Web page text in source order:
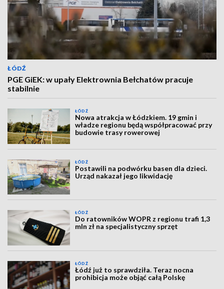
ŁÓDŹ
PGE GiEK: w upały Elektrownia Bełchatów pracuje
stabilnie
ŁÓDŹ
Nowa atrakcja w Łódzkiem. 19 gmin i
władze regionu będą współpracować przy
budowie trasy rowerowej
ŁÓDŹ
Postawili na podwórku basen dla dzieci.
Urząd nakazał jego likwidację
ŁÓDŹ
Do ratowników WOPR z regionu trafi 1,3
mln zł na specjalistyczny sprzęt
ŁÓDŹ
Łódź już to sprawdziła. Teraz nocna
prohibicja może objąć całą Polskę